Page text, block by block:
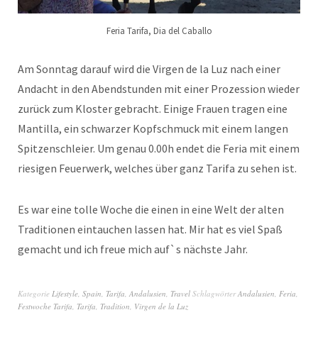
Feria Tarifa, Dia del Caballo
Am Sonntag darauf wird die Virgen de la Luz nach einer
Andacht in den Abendstunden mit einer Prozession wieder
zurück zum Kloster gebracht. Einige Frauen tragen eine
Mantilla, ein schwarzer Kopfschmuck mit einem langen
Spitzenschleier. Um genau 0.00h endet die Feria mit einem
riesigen Feuerwerk, welches über ganz Tarifa zu sehen ist.
Es war eine tolle Woche die einen in eine Welt der alten
Traditionen eintauchen lassen hat. Mir hat es viel Spaß
gemacht und ich freue mich auf`s nächste Jahr.
Kategorie Lifestyle Spain Tarifa, Andalusien Travel SchlagwörterAndalusien Feria
Festwoche Tarifa Tarifa Tradition Virgen de la Luz